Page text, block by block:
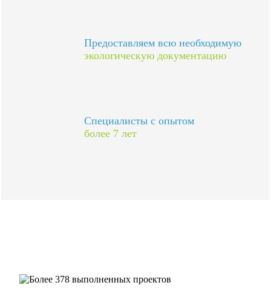
Предоставляем всю необходимую
экологическую документацию
Специалисты с опытом
более 7 лет